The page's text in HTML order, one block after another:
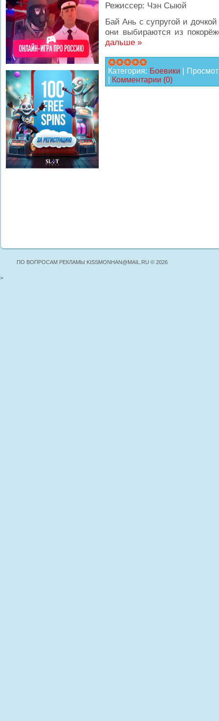
Режиссер: Чэн Сыюй
Бай Ань с супругой и
они выбираются из
дальше »
Категория: Боевики
Комментарии (0)
ПО ВОПРОСАМ РЕКЛАМЫ KISSMONHAN@MAIL.RU © 2026
>